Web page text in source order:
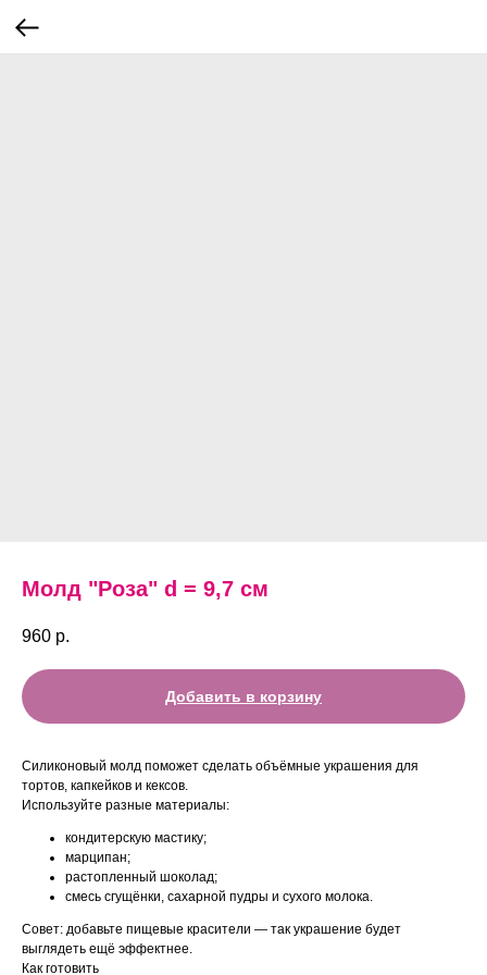
Молд "Роза" d = 9,7 см
960 р.
Добавить в корзину
Силиконовый молд поможет сделать объёмные украшения для
тортов, капкейков и кексов.
Используйте разные материалы:
кондитерскую мастику;
марципан;
растопленный шоколад;
смесь сгущёнки, сахарной пудры и сухого молока.
Совет: добавьте пищевые красители — так украшение будет
выглядеть ещё эффектнее.
Как готовить